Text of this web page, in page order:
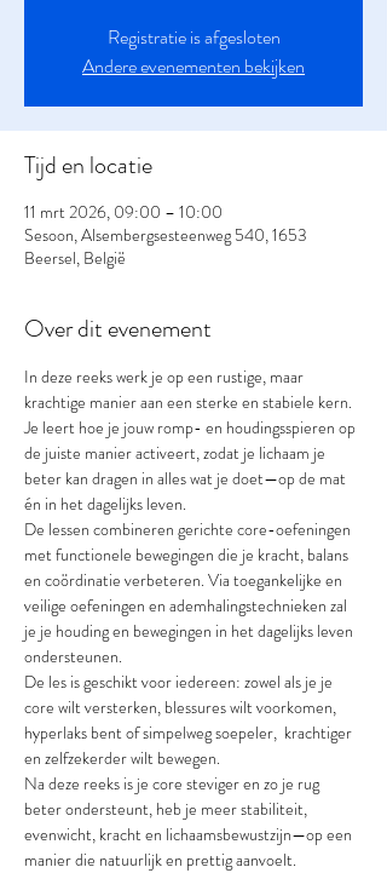
Registratie is afgesloten
Andere evenementen bekijken
Tijd en locatie
11 mrt 2026, 09:00 – 10:00
Sesoon, Alsembergsesteenweg 540, 1653
Beersel, België
Over dit evenement
In deze reeks werk je op een rustige, maar
krachtige manier aan een sterke en stabiele kern.
Je leert hoe je jouw romp- en houdingsspieren op
de juiste manier activeert, zodat je lichaam je
beter kan dragen in alles wat je doet—op de mat
én in het dagelijks leven.
De lessen combineren gerichte core-oefeningen
met functionele bewegingen die je kracht, balans
en coördinatie verbeteren. Via toegankelijke en
veilige oefeningen en ademhalingstechnieken zal
je je houding en bewegingen in het dagelijks leven
ondersteunen.
De les is geschikt voor iedereen: zowel als je je
core wilt versterken, blessures wilt voorkomen,
hyperlaks bent of simpelweg soepeler,  krachtiger
en zelfzekerder wilt bewegen.
Na deze reeks is je core steviger en zo je rug
beter ondersteunt, heb je meer stabiliteit,
evenwicht, kracht en lichaamsbewustzijn—op een
manier die natuurlijk en prettig aanvoelt.